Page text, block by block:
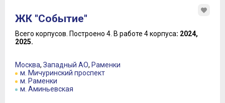
ЖК "Событие"
Всего корпусов. Построено 4. В работе 4 корпуса: 2024,
2025.
Москва, Западный АО, Раменки
м. Мичуринский проспект
м. Раменки
м. Аминьевская